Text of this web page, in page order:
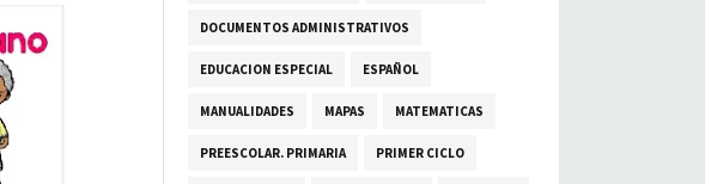
DOCUMENTOS ADMINISTRATIVOS
EDUCACION ESPECIAL ESPAÑOL
MANUALIDADES MAPAS MATEMATICAS
PREESCOLAR. PRIMARIA PRIMER CICLO